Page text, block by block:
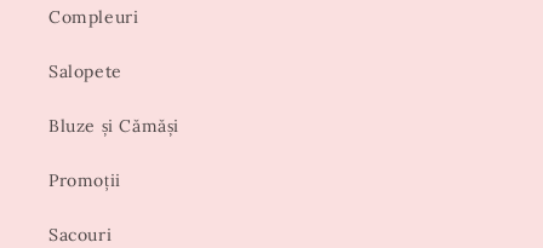
Compleuri
Salopete
Bluze și Cămăși
Promoții
Sacouri